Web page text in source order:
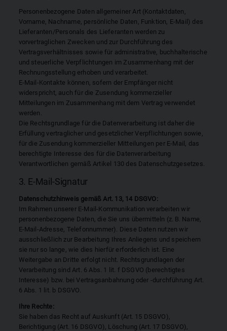
Personenbezogene Daten allgemeiner Art (Kontaktdaten,
Vorname, Nachname, persönliche Daten, Funktion, E-Mail) des
Lieferanten/Personals des Lieferanten werden zu
vorvertraglichen Zwecken und zur Durchführung des
Vertragsverhältnisses sowie für administrative, buchhalterische
und steuerliche Verpflichtungen im Zusammenhang mit der
Rechnungsstellung erhoben und verarbeitet.
E-Mail-Kontakte können, sofern der Empfänger nicht
widerspricht, auch für die Zusendung kommerzieller
Mitteilungen im Zusammenhang mit dem Vertrag verwendet
werden.
Die Rechtsgrundlage für die Datenverarbeitung ist daher die
Erfüllung vertraglicher und gesetzlicher Verpflichtungen sowie,
für die Zusendung kommerzieller Mitteilungen per E-Mail, das
berechtigte Interesse des für die Datenverarbeitung
Verantwortlichen gemäß Artikel 130 des Datenschutzgesetzes.
3. E-Mail-Signatur
Datenschutzhinweis gemäß Art. 13, 14 DSGVO:
Im Rahmen unserer E-Mail-Kommunikation verarbeiten wir
personenbezogene Daten, die Sie uns übermitteln (z. B. Name,
E-Mail-Adresse, Telefonnummer). Diese Daten nutzen wir
ausschließlich zur Bearbeitung Ihres Anliegens und speichern
sie nur so lange, wie dies hierfür erforderlich ist. Eine
Weitergabe an Dritte erfolgt nicht. Rechtsgrundlagen der
Verarbeitung sind Art. 6 Abs. 1 lit. f DSGVO (berechtigtes
Interesse) bzw. bei Vertragsanbahnung oder -durchführung Art.
6 Abs. 1 lit. b DSGVO.
Ihre Rechte:
Sie haben das Recht auf Auskunft (Art. 15 DSGVO),
Berichtigung (Art. 16 DSGVO), Löschung (Art. 17 DSGVO),